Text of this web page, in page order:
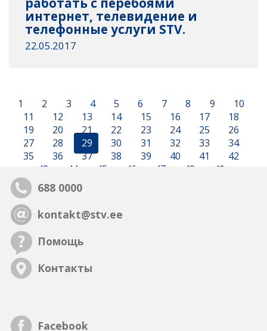
интернет, телевидение и
телефонные услуги STV.
22.05.2017
1 2 3 4 5 6 7 8 9
10
11
12 13 14 15 16 17
18
19
20 21 22 23 24 25
26
27
28 29 30 31 32 33
34
35
36 37 38 39 40 41
42
43
44 45 46 47 48 49
688 0000
kontakt@stv.ee
Помощь
Контакты
Facebook